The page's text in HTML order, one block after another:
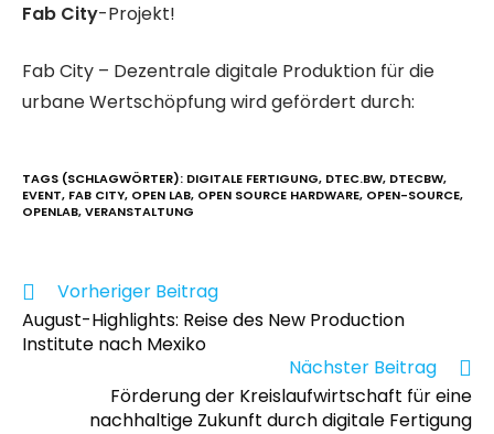
Fab City-Projekt!
Fab City – Dezentrale digitale Produktion für die
urbane Wertschöpfung wird gefördert durch:
TAGS (SCHLAGWÖRTER): DIGITALE FERTIGUNG, DTEC.BW, DTECBW,
EVENT, FAB CITY, OPEN LAB, OPEN SOURCE HARDWARE, OPEN-SOURCE,
OPENLAB,VERANSTALTUNG
Vorheriger Beitrag
August-Highlights: Reise des New Production
Institute nach Mexiko
Nächster Beitrag
Förderung der Kreislaufwirtschaft für eine
nachhaltige Zukunft durch digitale Fertigung